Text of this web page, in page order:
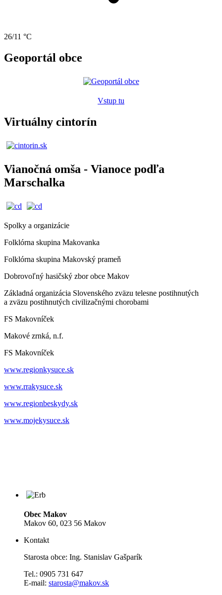
26/11 °C
Geoportál obce
Vstup tu
Virtuálny cintorín
Vianočná omša - Vianoce podľa
Marschalka
Spolky a organizácie
Folklórna skupina Makovanka
Folklórna skupina Makovský prameň
Dobrovoľný hasičský zbor obce Makov
Základná organizácia Slovenského zväzu telesne postihnutých
a zväzu postihnutých civilizačnými chorobami
FS Makovníček
Makové zrnká, n.f.
FS Makovníček
www.regionkysuce.sk
www.rrakysuce.sk
www.regionbeskydy.sk
www.mojekysuce.sk
Obec Makov
Makov 60, 023 56 Makov
Kontakt
Starosta obce: Ing. Stanislav Gašparík
Tel.: 0905 731 647
E-mail: starosta@makov.sk